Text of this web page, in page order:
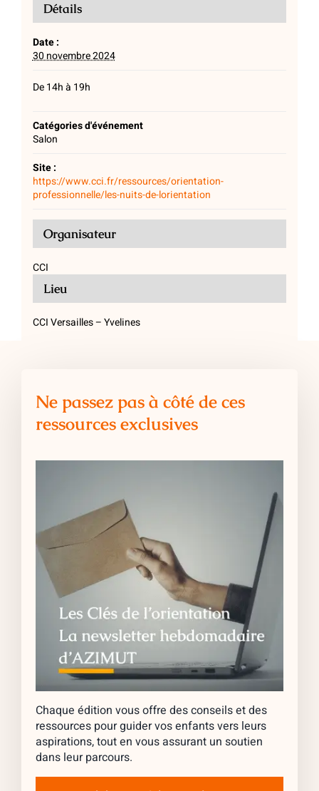
Détails
Date :
30 novembre 2024
De 14h à 19h
Catégories d'événement
Salon
Site :
https://www.cci.fr/ressources/orientation-
professionnelle/les-nuits-de-lorientation
Lieu
CCI Versailles – Yvelines
Organisateur
CCI
Ne passez pas à côté de ces
ressources exclusives
Chaque édition vous offre des conseils et des
ressources pour guider vos enfants vers leurs
aspirations, tout en vous assurant un soutien
dans leur parcours.